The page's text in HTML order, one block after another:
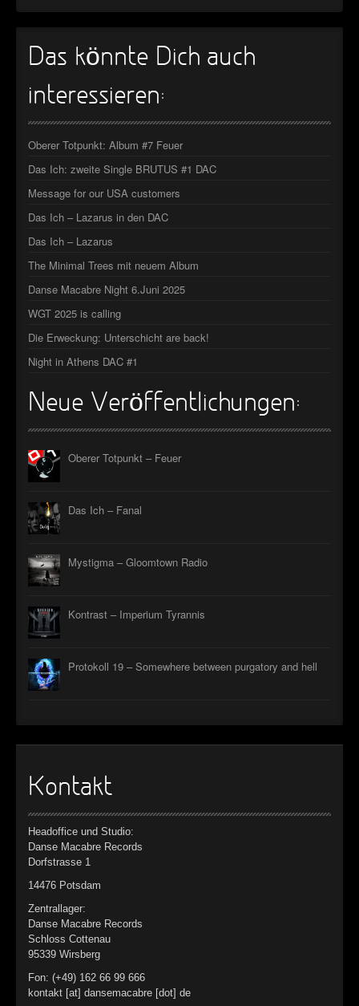
Das könnte Dich auch
interessieren:
Oberer Totpunkt: Album #7 Feuer
Das Ich: zweite Single BRUTUS #1 DAC
Message for our USA customers
Das Ich – Lazarus in den DAC
Das Ich – Lazarus
The Minimal Trees mit neuem Album
Danse Macabre Night 6.Juni 2025
WGT 2025 is calling
Die Erweckung: Unterschicht are back!
Night in Athens DAC #1
Neue Veröffentlichungen:
Oberer Totpunkt – Feuer
Das Ich – Fanal
Mystigma – Gloomtown Radio
Kontrast – Imperium Tyrannis
Protokoll 19 – Somewhere between purgatory and hell
Kontakt
Headoffice und Studio:
Danse Macabre Records
Dorfstrasse 1
14476 Potsdam
Zentrallager:
Danse Macabre Records
Schloss Cottenau
95339 Wirsberg
Fon: (+49) 162 66 99 666
kontakt [at] dansemacabre [dot] de